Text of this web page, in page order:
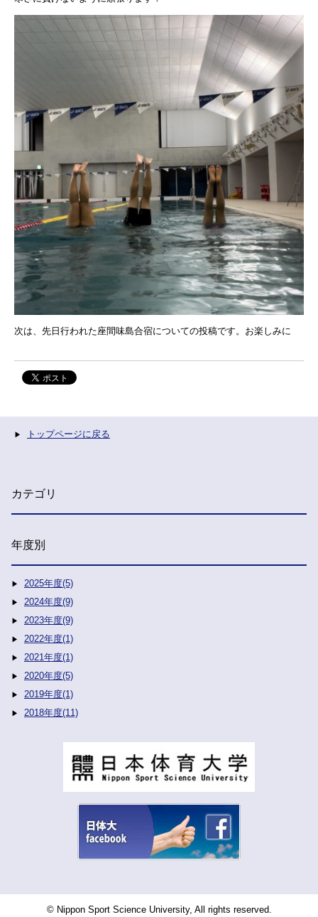
次は、先日行われた座間味島合宿についての投稿です。お楽しみに
トップページに戻る
カテゴリ
年度別
2025年度(5)
2024年度(9)
2023年度(9)
2022年度(1)
2021年度(1)
2020年度(5)
2019年度(1)
2018年度(11)
© Nippon Sport Science University, All rights reserved.